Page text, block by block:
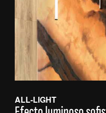
ALL-LIGHT